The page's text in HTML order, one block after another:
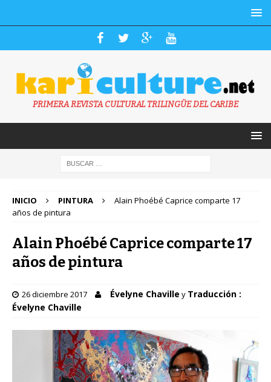
PRIMERA REVISTA CULTURAL TRILINGÜE DEL CARIBE
INICIO PINTURA
Alain Phoébé Caprice comparte 17
años de pintura
Alain Phoébé Caprice comparte 17
años de pintura
26 diciembre 2017 Évelyne Chaville y Traducción :
Évelyne Chaville